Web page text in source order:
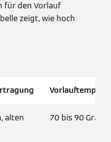
für den Vorlauf
zeigt, wie hoch
alten
70 bis 90 Grad